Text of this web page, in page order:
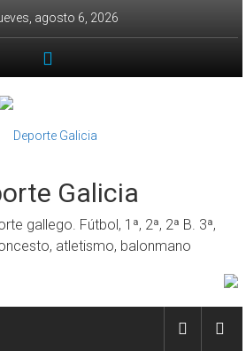
agosto 6, 2026
Galicia
gallego. Fútbol, 1ª, 2ª, 2ª B. 3ª,
atletismo, balonmano